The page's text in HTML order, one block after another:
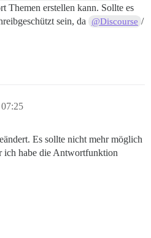
Themen erstellen kann. Sollte es
sein, da
@Discourse /
Es sollte nicht mehr möglich
ich habe die Antwortfunktion